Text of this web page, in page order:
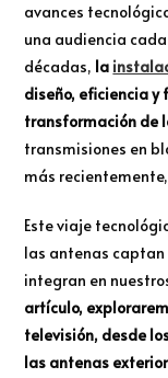
avances
una audiencia
décadas, la
diseño, eficiencia
transformación de
transmisiones en
más
Este viaje
las antenas captan
integran en
artículo,
televisión, desde
las antenas